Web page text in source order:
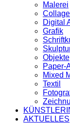
Malerei
Digital
Grafik
Objekte
Paper-
Mixed
Textil
AKTUELLES